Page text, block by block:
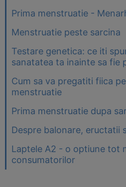
Prima menstruatie -
Menstruatie peste sarcina
Testare genetica: ce iti
sanatatea ta inainte sa fie
Cum sa va pregatiti fiica
menstruatie
Prima menstruatie dupa
Despre balonare, eructatii
Laptele A2 - o optiune tot
consumatorilor